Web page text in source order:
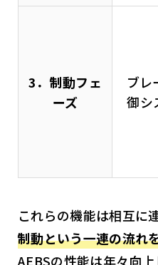
3．制動フェ
ーズ
ブレ
御シ
これらの機能は相互に
制動という一連の流れ
AEBSの性能は年々向